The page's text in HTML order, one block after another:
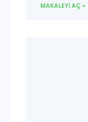
MAKALEYI AÇ »